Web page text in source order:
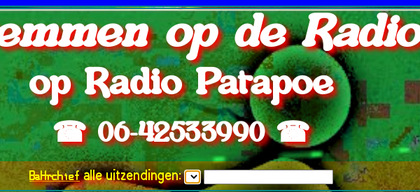
op de Radio
op Radio Patapoe
☎ 06-42533990 ☎
BaHrchiefalle uitzendingen: